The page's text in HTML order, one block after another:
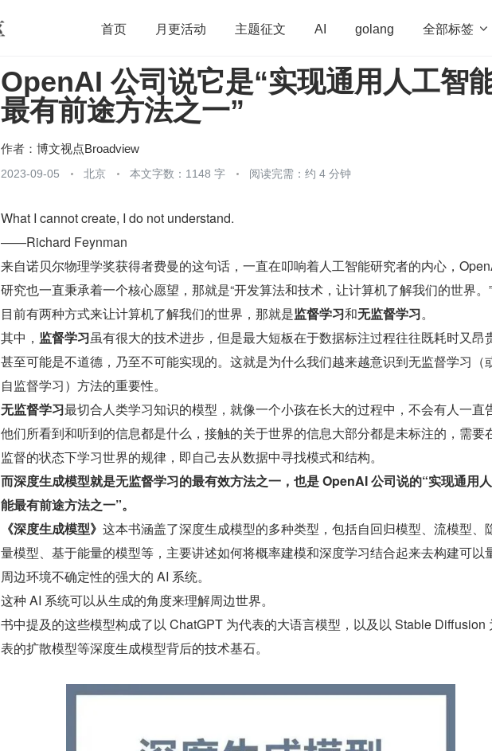
首页 月更活动 主题征文 AI golang 全部标签 
开源 架构 OpenHarmony 算法 学习方法 Web3.0 高
团队管理 程序员 运维
OpenAI 公司说它是“实现通用人工智
最有前途方法之一”
作者： 博文视点Broadview
2023-09-05 北京 本文字数：1148 字 阅读完需：约 4 分钟
What I cannot create, I do not understand.
——Richard Feynman
来自诺贝尔物理学奖获得者费曼的这句话，一直在叩响着人工智能研究者的内心，
研究也一直秉承着一个核心愿望，那就是“开发算法和技术，让计算机了解我们的世界。”
目前有两种方式来让计算机了解我们的世界，那就是监督学习和无监督学习。
其中， 监督学习虽有很大的技术进步，但是最大短板在于数据标注过程往往既耗时又昂
甚至可能是不道德，乃至不可能实现的。这就是为什么我们越来越意识到无监督学习（
自监督学习）方法的重要性。
无监督学习最切合人类学习知识的模型，就像一个小孩在长大的过程中，不会有人一直
他们所看到和听到的信息都是什么，接触的关于世界的信息大部分都是未标注的，需要
监督的状态下学习世界的规律，即自己去从数据中寻找模式和结构。
而深度生成模型就是无监督学习的最有效方法之一，也是 OpenAI 公司说的“实现通用
能最有前途方法之一”。
《深度生成模型》 这本书涵盖了深度生成模型的多种类型，包括自回归模型、流模型、
量模型、基于能量的模型等，主要讲述如何将概率建模和深度学习结合起来去构建可以
周边环境不确定性的强大的 AI 系统。
这种 AI 系统可以从生成的角度来理解周边世界。
书中提及的这些模型构成了以 ChatGPT 为代表的大语言模型，以及以 Stable Diffusion
表的扩散模型等深度生成模型背后的技术基石。